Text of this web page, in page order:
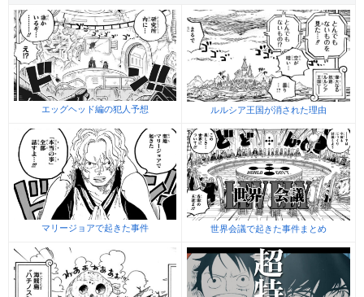
エッグヘッド編の犯人予想 ルルシア王国が消された理由
マリージョアで起きた事件 世界会議で起きた事件まとめ